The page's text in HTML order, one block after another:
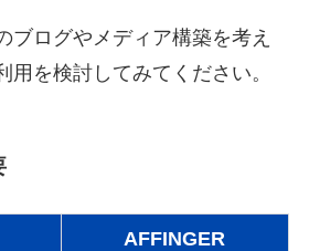
ブログやメディア構築を考え
用を検討してみてください。
AFFINGER